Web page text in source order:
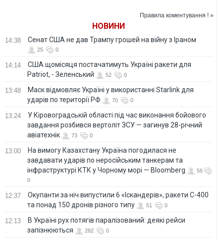
Правила коментування ! »
НОВИНИ
14:38 Сенат США не дав Трампу грошей на війну з Іраном
25 0
14:14
США щомісяця постачатимуть Україні ракети для
Patriot, - Зеленський
52 0
13:48
Маск відмовляє Україні у використанні Starlink для
ударів по території РФ
70 0
13:24
У Кіровоградській області під час виконання бойового
завдання розбився вертоліт ЗСУ — загинув 28-річний
авіатехнік
73 0
13:00
На вимогу Казахстану Україна погодилася не
завдавати ударів по неросійським танкерам та
інфраструктурі КТК у Чорному морі — Bloomberg
56
0
12:37
Окупанти за ніч випустили 6 «Іскандерів», ракети С-400
та понад 150 дронів різного типу
51 0
12:13
В Україні рух потягів паралізований: деякі рейси
запізнюються
282 0